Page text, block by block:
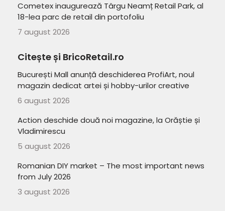
Cometex inaugurează Târgu Neamț Retail Park, al
18-lea parc de retail din portofoliu
7 august 2026
Citește și BricoRetail.ro
București Mall anunță deschiderea ProfiArt, noul
magazin dedicat artei și hobby-urilor creative
6 august 2026
Action deschide două noi magazine, la Orăștie și
Vladimirescu
5 august 2026
Romanian DIY market – The most important news
from July 2026
3 august 2026